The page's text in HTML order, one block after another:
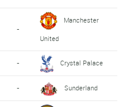
-
Manchester
United
- Crystal Palace
- Sunderland